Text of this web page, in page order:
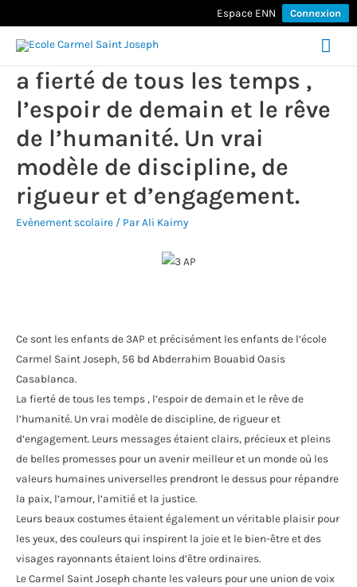
Espace ENN Connexion
a fierté de tous les temps ,
l’espoir de demain et le rêve
de l’humanité. Un vrai
modèle de discipline, de
rigueur et d’engagement.
Evènement scolaire / ParAli Kaimy
Ce sont les enfants de 3AP et précisément les enfants de l’école
Carmel Saint Joseph, 56 bd Abderrahim Bouabid Oasis
Casablanca.
La fierté de tous les temps , l’espoir de demain et le rêve de
l’humanité. Un vrai modèle de discipline, de rigueur et
d’engagement. Leurs messages étaient clairs, précieux et pleins
de belles promesses pour un avenir meilleur et un monde où les
valeurs humaines universelles prendront le dessus pour répandre
la paix, l’amour, l’amitié et la justice.
Leurs beaux costumes étaient également un véritable plaisir pour
les yeux, des couleurs qui inspirent la joie et le bien-être et des
visages rayonnants étaient loins d’être ordinaires.
Le Carmel Saint Joseph chante les valeurs pour une union de voix